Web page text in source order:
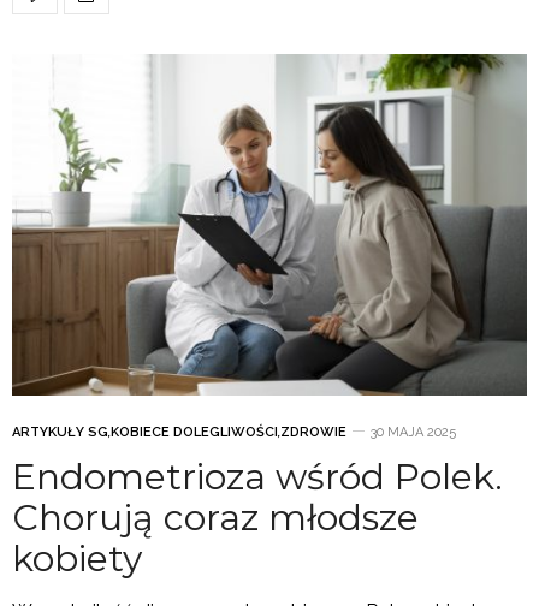
ARTYKUŁY SG,KOBIECE DOLEGLIWOŚCI ,ZDROWIE 30 MAJA 2025
Endometrioza wśród Polek.
Chorują coraz młodsze
kobiety